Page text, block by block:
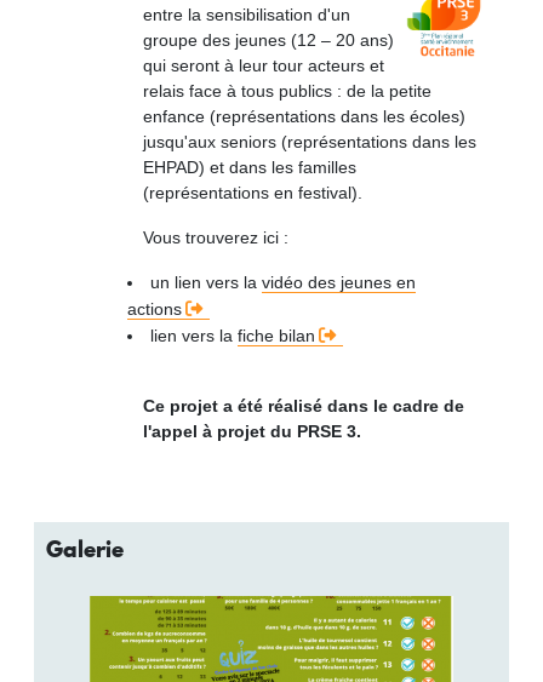
entre la sensibilisation d'un
groupe des jeunes (12 – 20 ans)
qui seront à leur tour acteurs et
relais face à tous publics : de la petite
enfance (représentations dans les écoles)
jusqu'aux seniors (représentations dans les
EHPAD) et dans les familles
(représentations en festival).
Vous trouverez ici :
un lien vers lavidéo des jeunes en
actions
lien vers lafiche bilan
Ce projet a été réalisé dans le cadre de
l'appel à projet du PRSE 3.
Galerie
Image